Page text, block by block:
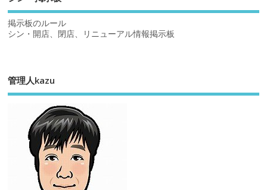
掲示板のルール
シン・開店、閉店、リニューアル情報掲示板
管理人kazu